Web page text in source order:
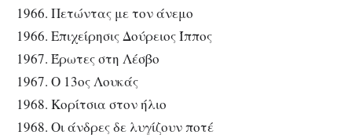
1966. Πετώντας με τον άνεμο
1966. Επιχείρησις Δούρειος Ίππος
1967. Έρωτες στη Λέσβο
1967. Ο 13ος Λουκάς
1968. Κορίτσια στον ήλιο
1968. Οι άνδρες δε λυγίζουν ποτέ